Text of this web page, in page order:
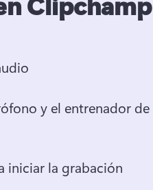
y el entrenador de
iniciar la grabación